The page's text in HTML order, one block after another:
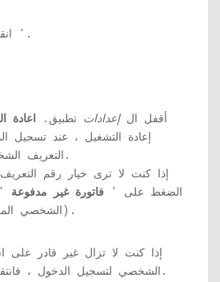
9. '.
أقفل الإعدادات تطبيق. اعادة
إعادة التشغيل ، عند تسجيل
التعريف الشخصي لتسجيل الدخول.
الضغط على ' فاتورة غير مدفوعة
الشخصي المكون من أربعة أرقام).
إذا كنت لا تزال غير قادر على
الشخصي لتسجيل الدخول ، فانتقل إلى الإصلاح التالي.